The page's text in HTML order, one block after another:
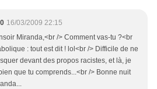
16/03/2009 22:15
Miranda,<br /> Comment vas-tu ?<br
: tout est dit ! lol<br /> Difficile de ne
devant des propos racistes, et là, je
que tu comprends...<br /> Bonne nuit